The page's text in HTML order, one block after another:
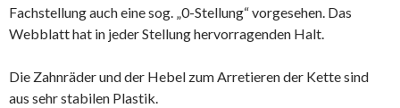
Fachstellung auch eine sog. „0-Stellung“ vorgesehen. Das
Webblatt hat in jeder Stellung hervorragenden Halt.
Die Zahnräder und der Hebel zum Arretieren der Kette sind
aus sehr stabilen Plastik.